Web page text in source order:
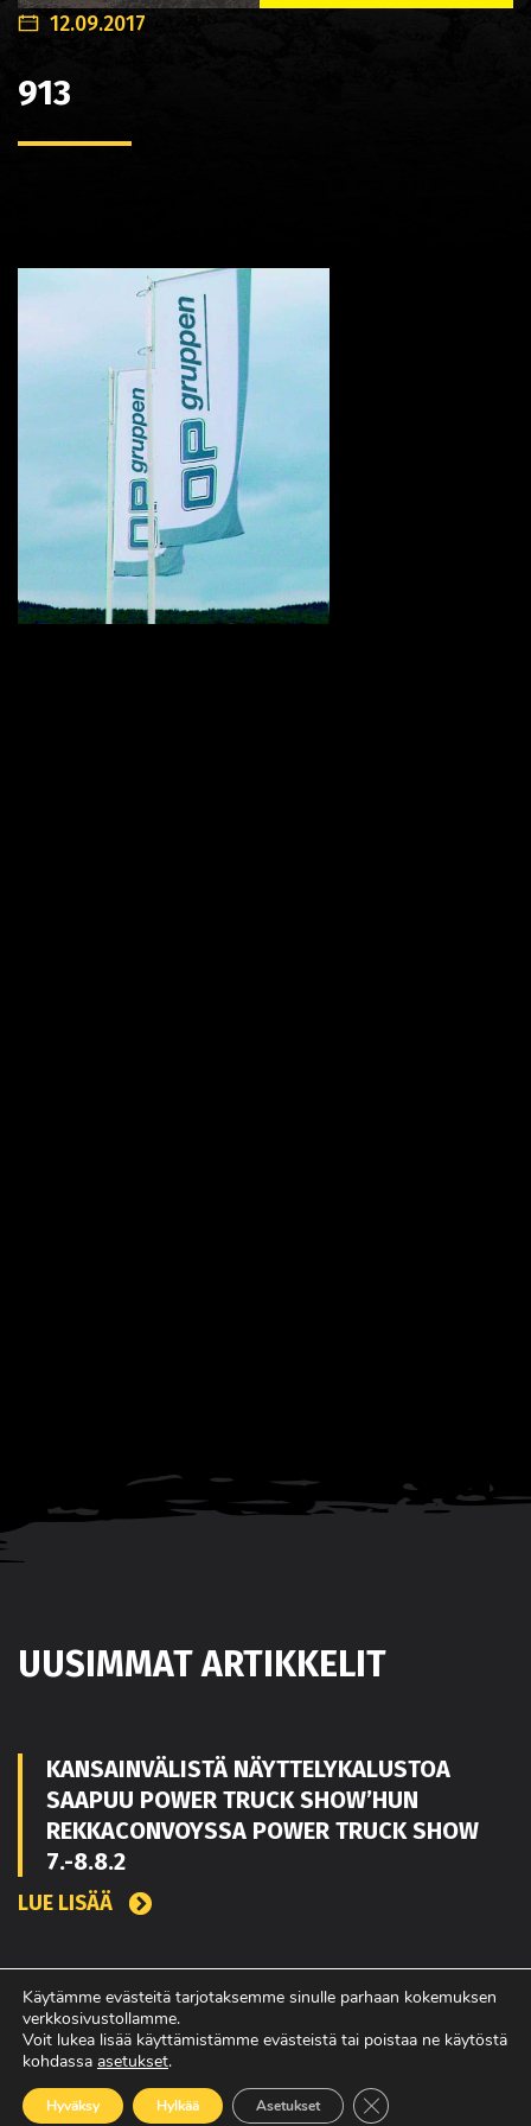
12.09.2017
913
UUSIMMAT ARTIKKELIT
KANSAINVÄLISTÄ NÄYTTELYKALUSTOA
SAAPUU POWER TRUCK SHOW’HUN
REKKACONVOYSSA POWER TRUCK SHOW
7.-8.8.2
LUE LISÄÄ
TOUKO KAAKKO VAHVISTAMAAN MATEKON
MYYNTIÄ PIRKANMAALLA
LUE LISÄÄ
Käytämme evästeitä tarjotaksemme sinulle parhaan kokemuksen
verkkosivustollamme.
Voit lukea lisää käyttämistämme evästeistä tai poistaa ne käytöstä
kohdassa asetukset.
Hyväksy Hylkää Asetukset Sulje evästebanneri